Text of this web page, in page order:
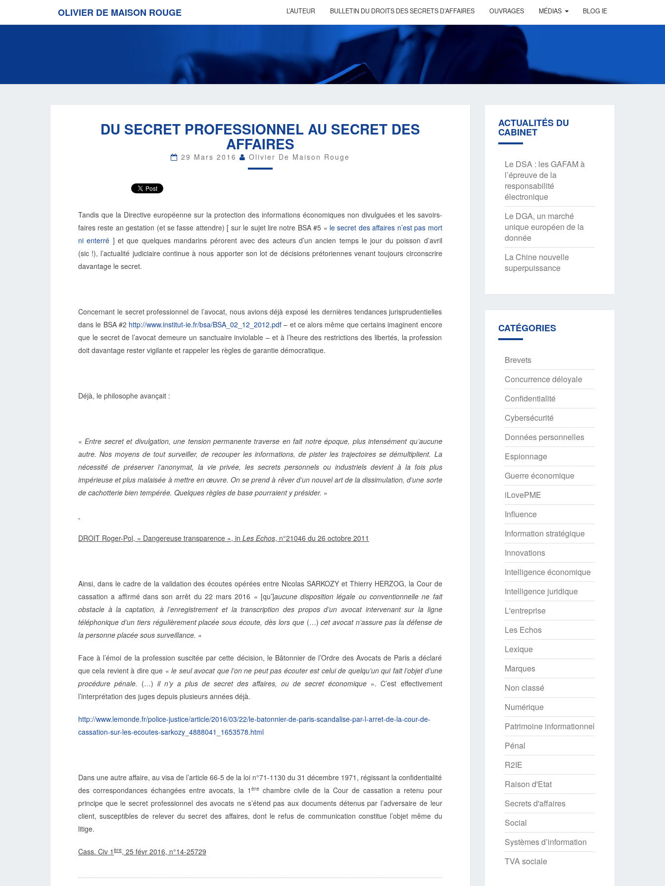
OLIVIER DE MAISON ROUGE L’AUTEUR BULLETIN DU DROITS DES SECRETS D’AFFAIRES OUVRAGES MÉDIAS BLOG IE
SECRET
PROFESSIONNEL
AU
SECRET
DES
DU SECRET PROFESSIONNEL AU SECRET DES
AFFAIRES
29 Mars 2016 Olivier De Maison Rouge
Tandis que la Directive européenne sur la protection des informations économiques non divulguées et les savoirs-
faires reste an gestation (et se fasse attendre) [ sur le sujet lire notre BSA #5 « le secret des affaires n’est pas mort
ni enterré ] et que quelques mandarins pérorent avec des acteurs d’un ancien temps le jour du poisson d’avril
(sic !), l’actualité judiciaire continue à nous apporter son lot de décisions prétoriennes venant toujours circonscrire
davantage le secret.
Concernant le secret professionnel de l’avocat, nous avions déjà exposé les dernières tendances jurisprudentielles
dans le BSA #2 http://www.institut-ie.fr/bsa/BSA_02_12_2012.pdf – et ce alors même que certains imaginent encore
que le secret de l’avocat demeure un sanctuaire inviolable – et à l’heure des restrictions des libertés, la profession
doit davantage rester vigilante et rappeler les règles de garantie démocratique.
Déjà, le philosophe avançait :
«Entre secret et divulgation, une tension permanente traverse en fait notre époque, plus intensément qu’aucune
autre. Nos moyens de tout surveiller, de recouper les informations, de pister les trajectoires se démultiplient. La
nécessité de préserver l’anonymat, la vie privée, les secrets personnels ou industriels devient à la fois plus
impérieuse et plus malaisée à mettre en œuvre. On se prend à rêver d’un nouvel art de la dissimulation, d’une sorte
de cachotterie bien tempérée. Quelques règles de base pourraient y présider. »
DROIT Roger-Pol, « Dangereuse transparence », in Les Echos, n°21046 du 26 octobre 2011
Ainsi, dans le cadre de la validation des écoutes opérées entre Nicolas SARKOZY et Thierry HERZOG, la Cour de
cassation a affirmé dans son arrêt du 22 mars 2016 « [qu’]aucune disposition légale ou conventionnelle ne fait
obstacle à la captation, à l’enregistrement et la transcription des propos d’un avocat intervenant sur la ligne
téléphonique d’un tiers régulièrement placée sous écoute, dès lors que(…)cet avocat n’assure pas la défense de
la personne placée sous surveillance. »
Face à l’émoi de la profession suscitée par cette décision, le Bâtonnier de l’Ordre des Avocats de Paris a déclaré
que cela revient à dire que «le seul avocat que l’on ne peut pas écouter est celui de quelqu’un qui fait l’objet d’une
procédure pénale. (…)il n’y a plus de secret des affaires, ou de secret économique ». C’est effectivement
l’interprétation des juges depuis plusieurs années déjà.
http://www.lemonde.fr/police-justice/article/2016/03/22/le-batonnier-de-paris-scandalise-par-l-arret-de-la-cour-de-
cassation-sur-les-ecoutes-sarkozy_4888041_1653578.html
Dans une autre affaire, au visa de l’article 66-5 de la loi n°71-1130 du 31 décembre 1971, régissant la confidentialité
des correspondances échangées entre avocats, la 1ère chambre civile de la Cour de cassation a retenu pour
principe que le secret professionnel des avocats ne s’étend pas aux documents détenus par l’adversaire de leur
client, susceptibles de relever du secret des affaires, dont le refus de communication constitue l’objet même du
litige.
Cass. Civ 1 ère, 25 févr 2016, n°14-25729
ACTUALITÉS DU
CABINET
Le DSA : les GAFAM à
l’épreuve de la
responsabilité
électronique
Le DGA, un marché
unique européen de la
donnée
La Chine nouvelle
superpuissance
CATÉGORIES
Brevets
Concurrence déloyale
Confidentialité
Cybersécurité
Données personnelles
Espionnage
Guerre économique
iLovePME
Influence
Information stratégique
Innovations
Intelligence économique
Intelligence juridique
L'entreprise
Les Echos
Lexique
Marques
Non classé
Numérique
Patrimoine informationnel
Pénal
R2IE
Raison d'Etat
Secrets d'affaires
Social
Systèmes d’information
TVA sociale